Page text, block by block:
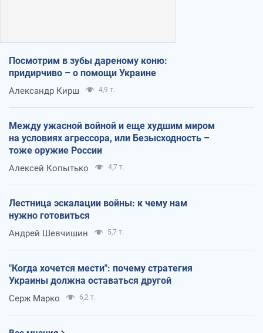
Посмотрим в зубы дареному коню:
придирчиво – о помощи Украине
Александр Кирш 4,9 т.
Между ужасной войной и еще худшим миром
на условиях агрессора, или Безысходность –
тоже оружие России
Алексей Копытько 4,7 т.
Лестница эскалации войны: к чему нам
нужно готовиться
Андрей Шевчишин 5,7 т.
"Когда хочется мести": почему стратегия
Украины должна оставаться другой
Серж Марко 6,2 т.